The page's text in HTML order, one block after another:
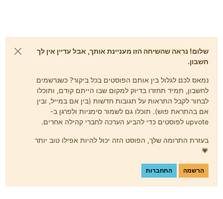
שלום! נראה שהשיחה הזו מעניינת אותך, אבל עדיין אין לך
חשבון.
נמאס לכם לגלול בין אותם הפוסטים בכל ביקור? כשנרשמים
לחשבון, תמיד תחזרו בדיוק למקום שבו הייתם קודם, ותוכלו
לבחור לקבל התראות על תגובות חדשות (בין אם במייל, ובין
אם בהתראת פוש). תוכלו גם לשמור סימניות ולפרגן ב-
upvote לפוסטים כדי להביע הערכה לחברי קהילה אחרים.
בעזרת התרומה שלך, הפוסט הזה יכול להיות אפילו טוב יותר
💗
הרשמה התחברות